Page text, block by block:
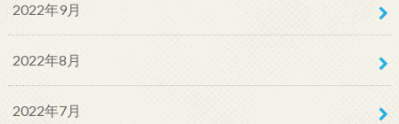
2022年9月
2022年8月
2022年7月